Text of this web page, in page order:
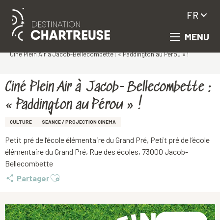
Aller
MENU
FR
Ciné Plein Air à Jacob-Bellecombette : « Paddington au Pérou » !
Ciné Plein Air à Jacob-Bellecombette :
« Paddington au Pérou » !
CULTURE SÉANCE / PROJECTION CINÉMA
Petit pré de l’école élémentaire du Grand Pré, Petit pré de l’école
élémentaire du Grand Pré, Rue des écoles, 73000 Jacob-
Bellecombette
PartagerAjouter aux favoris